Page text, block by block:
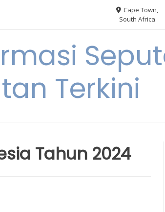
Cape Town,
South Africa
Terkini
Tahun 2024